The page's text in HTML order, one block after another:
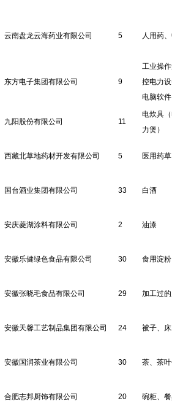
云南盘龙云海药业有限公司 5 人用药
东方电子集团有限公司 9
工业操
控电力
电脑软
九阳股份有限公司 11
电炊具
力煲）
西藏北草地药材开发有限公司 5 医用药
国台酒业集团有限公司 33 白酒
安庆菱湖涂料有限公司 2 油漆
安徽乐健绿色食品有限公司 30 食用淀
安徽张晓毛食品有限公司 29 加工过
安徽天馨工艺制品集团有限公司 24 被子、
安徽国润茶业有限公司 30 茶、茶
合肥志邦厨饰有限公司 20 碗柜、